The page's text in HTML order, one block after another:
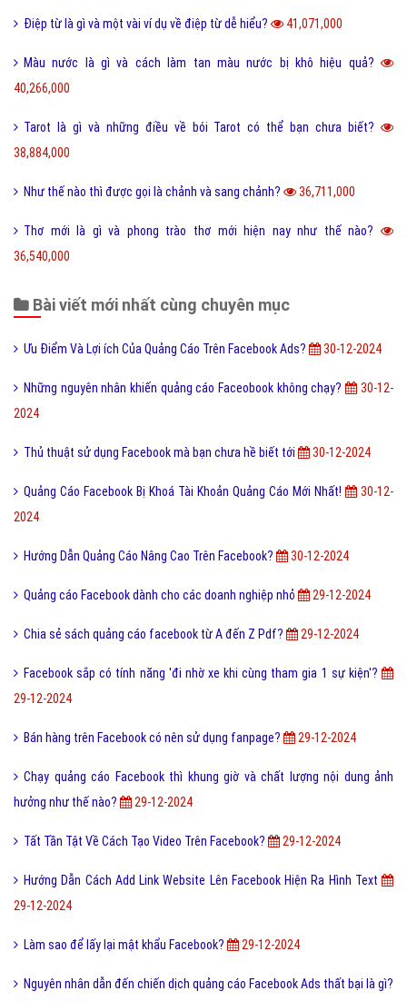
Điệp từ là gì và một vài ví dụ về điệp từ dễ hiểu? 41,071,000
Màu nước là gì và cách làm tan màu nước bị khô hiệu quả?
40,266,000
Tarot là gì và những điều về bói Tarot có thể bạn chưa biết?
38,884,000
Như thế nào thì được gọi là chảnh và sang chảnh? 36,711,000
Thơ mới là gì và phong trào thơ mới hiện nay như thế nào?
36,540,000
Bài viết mới nhất cùng chuyên mục
Ưu Điểm Và Lợi ích Của Quảng Cáo Trên Facebook Ads? 30-12-2024
Những nguyên nhân khiến quảng cáo Faceobook không chạy?
30-12-
2024
Thủ thuật sử dụng Facebook mà bạn chưa hề biết tới 30-12-2024
Quảng Cáo Facebook Bị Khoá Tài Khoản Quảng Cáo Mới Nhất!
30-12-
2024
Hướng Dẫn Quảng Cáo Nâng Cao Trên Facebook? 30-12-2024
Quảng cáo Facebook dành cho các doanh nghiệp nhỏ 29-12-2024
Chia sẻ sách quảng cáo facebook từ A đến Z Pdf? 29-12-2024
Facebook sắp có tính năng 'đi nhờ xe khi cùng tham gia 1 sự kiện'?
29-12-2024
Bán hàng trên Facebook có nên sử dụng fanpage? 29-12-2024
Chạy quảng cáo Facebook thì khung giờ và chất lượng nội dung ảnh
hưởng như thế nào?
29-12-2024
Tất Tần Tật Về Cách Tạo Video Trên Facebook? 29-12-2024
Hướng Dẫn Cách Add Link Website Lên Facebook Hiện Ra Hình Text
29-12-2024
Làm sao để lấy lại mật khẩu Facebook? 29-12-2024
Nguyên nhân dẫn đến chiến dịch quảng cáo Facebook Ads thất bại là gì?